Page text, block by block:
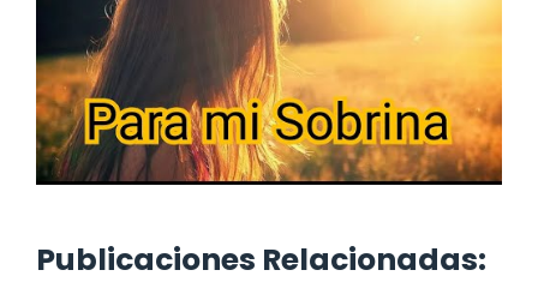
Publicaciones Relacionadas: